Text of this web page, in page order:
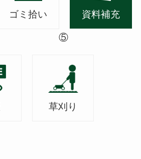
ゴミ拾い 資料補充
⑤
草刈り